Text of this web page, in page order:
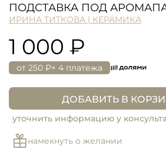
ПОДСТАВКА ПОД
ИРИНА ТИТКОВА | КЕРАМИКА
1 000 ₽
от 250 ₽× 4 платежа
ДОБАВИТЬ В
уточнить информацию у
намекнуть о желании